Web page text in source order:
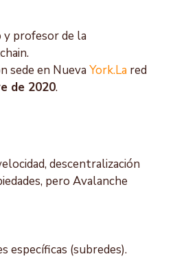
y profesor de la
sede en Nueva York.La red
de 2020.
descentralización
pero Avalanche
específicas (subredes).